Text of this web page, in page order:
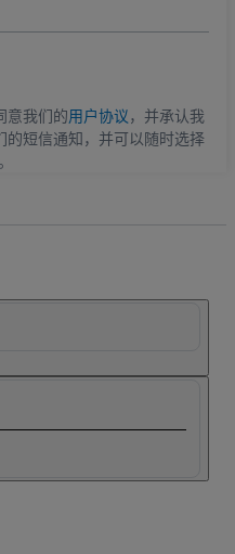
意我们的用户协议，并承认我
的短信通知，并可以随时选择